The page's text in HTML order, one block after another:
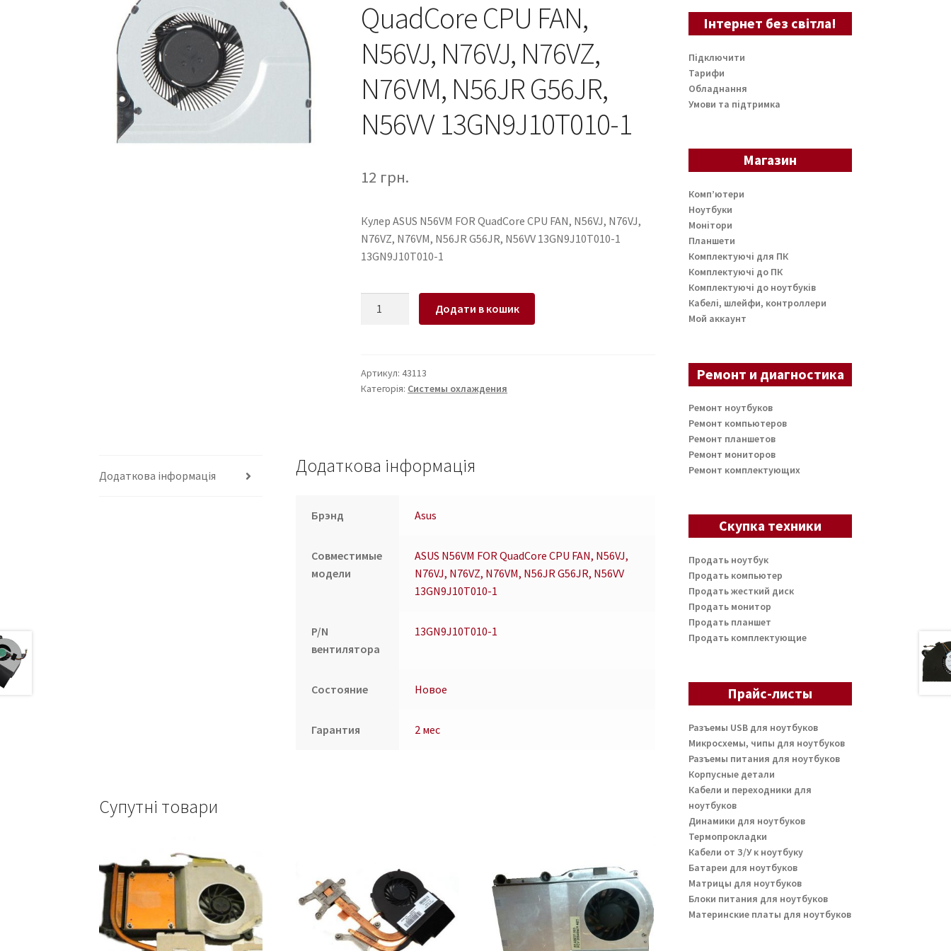
QuadCore CPU FAN,
N56VJ, N76VJ, N76VZ,
N76VM, N56JR G56JR,
N56VV 13GN9J10T010-1
12 грн.
Кулер ASUS N56VM FOR QuadCore CPU FAN, N56VJ, N76VJ,
N76VZ, N76VM, N56JR G56JR, N56VV 13GN9J10T010-1
13GN9J10T010-1
N56VM
FOR
N56VJ,
13GN9J10T010-
Додати в кошик
Артикул:43113
Категорія: Системы охлаждения
Додаткова інформація Додаткова інформація
Брэнд Asus
Совместимые
модели
ASUS N56VM FOR QuadCore CPU FAN, N56VJ,
N76VJ, N76VZ, N76VM, N56JR G56JR, N56VV
13GN9J10T010-1
P/N
вентилятора
13GN9J10T010-1
Состояние Новое
Гарантия 2 мес
Супутні товари
Інтернет без світла!
Підключити
Тарифи
Обладнання
Умови та підтримка
Магазин
Комп’ютери
Ноутбуки
Монітори
Планшети
Комплектуючі для ПК
Комплектуючі до ПК
Комплектуючі до ноутбуків
Кабелі, шлейфи, контроллери
Мой аккаунт
Ремонт и диагностика
Ремонт ноутбуков
Ремонт компьютеров
Ремонт планшетов
Ремонт мониторов
Ремонт комплектующих
Скупка техники
Продать ноутбук
Продать компьютер
Продать жесткий диск
Продать монитор
Продать планшет
Продать комплектующие
Прайс-листы
Разъемы USB для ноутбуков
Микросхемы, чипы для ноутбуков
Разъемы питания для ноутбуков
Корпусные детали
Кабели и переходники для
ноутбуков
Динамики для ноутбуков
Термопрокладки
Кабели от З/У к ноутбуку
Батареи для ноутбуков
Матрицы для ноутбуков
Блоки питания для ноутбуков
Материнские платы для ноутбуков